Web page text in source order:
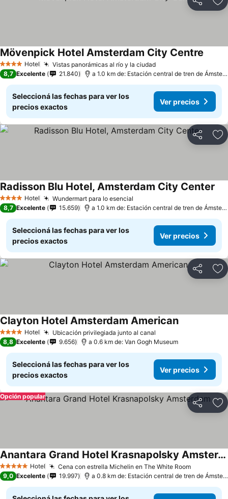
Compartir
4 EstrellasHotel Vistas panorámicas al río y la ciudad
Mövenpick Hotel Amsterdam City Centre
8,7 Excelente 21.840 a 1.0 km de: Estación central de tren de Ámsterdam
Seleccioná las fechas para ver los
precios exactos
Ver precios
Compartir
4 EstrellasHotel Wundermart para lo esencial
Radisson Blu Hotel, Amsterdam City Center
8,7 Excelente 15.659 a 1.0 km de: Estación central de tren de Ámsterdam
Seleccioná las fechas para ver los
precios exactos
Ver precios
Compartir
4 EstrellasHotel Ubicación privilegiada junto al canal
Clayton Hotel Amsterdam American
8,8 Excelente 9.656 a 0.6 km de: Van Gogh Museum
Seleccioná las fechas para ver los
precios exactos
Ver precios
Compartir
Opción popular
5 Estrellas Hotel Cena con estrella Michelin en The White Room
Anantara Grand Hotel Krasnapolsky Amsterdam
9,0 Excelente 19.997 a 0.8 km de: Estación central de tren de Ámsterdam